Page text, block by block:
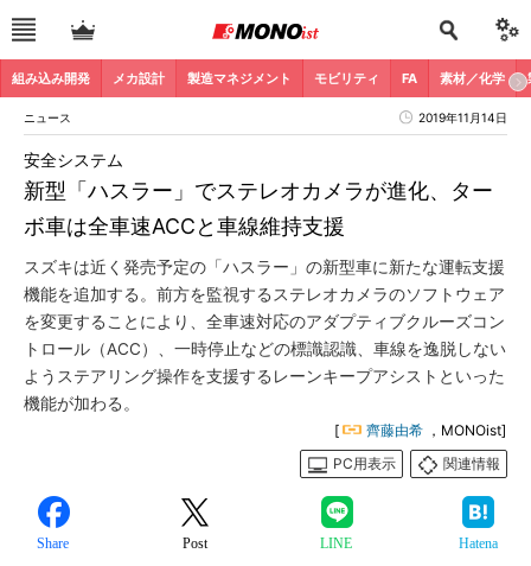
組み込み開発 メカ設計 製造マネジメント モビリティ FA 素材／化学
ニュース 2019年11月14日
新型「ハスラー」でステレオカメラが進化、ター
ボ車は全車速ACCと車線維持支援
安全システム
スズキは近く発売予定の「ハスラー」の新型車に新たな運転支援
機能を追加する。前方を監視するステレオカメラのソフトウェア
を変更することにより、全車速対応のアダプティブクルーズコン
トロール（ACC）、一時停止などの標識認識、車線を逸脱しない
ようステアリング操作を支援するレーンキープアシストといった
機能が加わる。
[ 齊藤由希 ，MONOist]
PC用表示
関連情報
Share Post LINE Hatena